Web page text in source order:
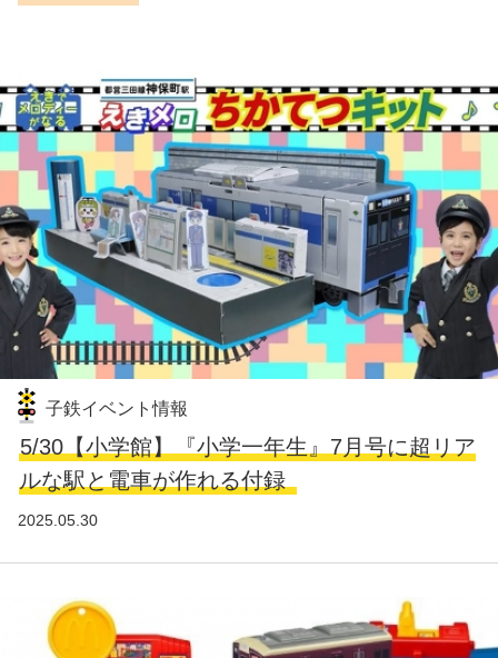
子鉄イベント情報
5/30【小学館】『小学一年生』7月号に超リア
ルな駅と電車が作れる付録
2025.05.30